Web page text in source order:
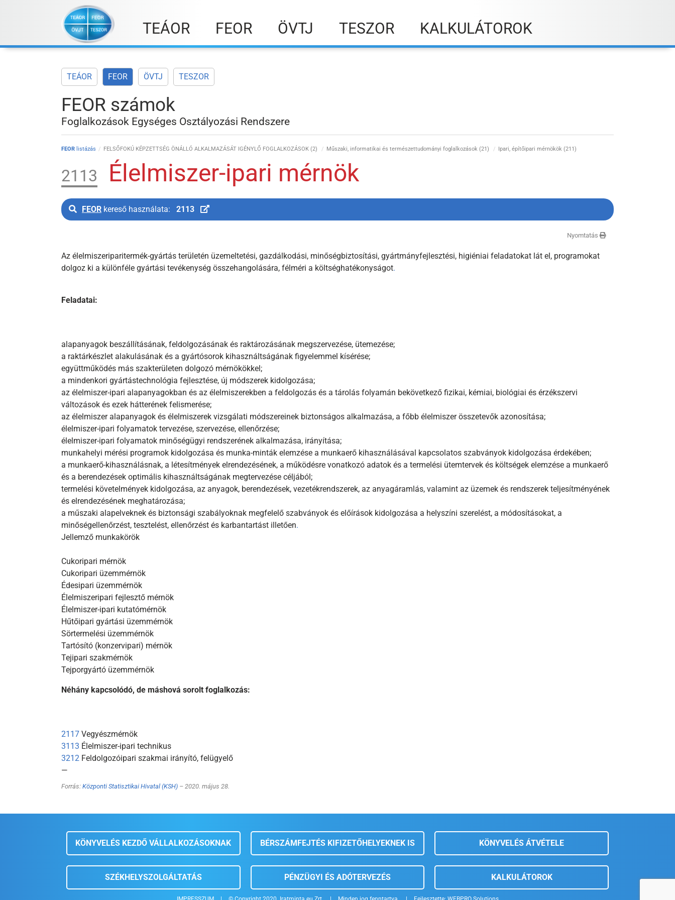
TEÁOR FEOR ÖVTJ TESZOR KALKULÁTOROK
TEÁOR FEOR ÖVTJ TESZOR
FEOR számok
Foglalkozások Egységes Osztályozási Rendszere
FEOR listázás FELSŐFOKÚ KÉPZETTSÉG ÖNÁLLÓ ALKALMAZÁSÁT IGÉNYLŐ FOGLALKOZÁSOK (2) Műszaki, informatikai és természettudományi foglalkozások (21) Ipari, építőipari mérnökök (211)
2113 Élelmiszer-ipari mérnök
FEOR kereső használata: 2113
Nyomtatás
Az élelmiszeriparitermék-gyártás területén üzemeltetési, gazdálkodási, minőségbiztosítási, gyártmányfejlesztési, higiéniai feladatokat lát el, programokat
dolgoz ki a különféle gyártási tevékenység összehangolására, félméri a költséghatékonyságot.
Feladatai:
alapanyagok beszállításának, feldolgozásának és raktározásának megszervezése, ütemezése;
a raktárkészlet alakulásának és a gyártósorok kihasználtságának figyelemmel kísérése;
együttműködés más szakterületen dolgozó mérnökökkel;
a mindenkori gyártástechnológia fejlesztése, új módszerek kidolgozása;
az élelmiszer-ipari alapanyagokban és az élelmiszerekben a feldolgozás és a tárolás folyamán bekövetkező fizikai, kémiai, biológiai és érzékszervi
változások és ezek hátterének felismerése;
az élelmiszer alapanyagok és élelmiszerek vizsgálati módszereinek biztonságos alkalmazása, a főbb élelmiszer összetevők azonosítása;
élelmiszer-ipari folyamatok tervezése, szervezése, ellenőrzése;
élelmiszer-ipari folyamatok minőségügyi rendszerének alkalmazása, irányítása;
munkahelyi mérési programok kidolgozása és munka-minták elemzése a munkaerő kihasználásával kapcsolatos szabványok kidolgozása érdekében;
a munkaerő-kihasználásnak, a létesítmények elrendezésének, a működésre vonatkozó adatok és a termelési ütemtervek és költségek elemzése a munkaerő
és a berendezések optimális kihasználtságának megtervezése céljából;
termelési követelmények kidolgozása, az anyagok, berendezések, vezetékrendszerek, az anyagáramlás, valamint az üzemek és rendszerek teljesítményének
és elrendezésének meghatározása;
a műszaki alapelveknek és biztonsági szabályoknak megfelelő szabványok és előírások kidolgozása a helyszíni szerelést, a módosításokat, a
minőségellenőrzést, tesztelést, ellenőrzést és karbantartást illetően.
Jellemző munkakörök
Cukoripari mérnök
Cukoripari üzemmérnök
Édesipari üzemmérnök
Élelmiszeripari fejlesztő mérnök
Élelmiszer-ipari kutatómérnök
Hűtőipari gyártási üzemmérnök
Sörtermelési üzemmérnök
Tartósító (konzervipari) mérnök
Tejipari szakmérnök
Tejporgyártó üzemmérnök
Néhány kapcsolódó, de máshová sorolt foglalkozás:
2117 Vegyészmérnök
3113 Élelmiszer-ipari technikus
3212 Feldolgozóipari szakmai irányító, felügyelő
—
Forrás: Központi Statisztikai Hivatal (KSH) – 2020. május 28.
KÖNYVELÉS KEZDŐ VÁLLALKOZÁSOKNAK BÉRSZÁMFEJTÉS KIFIZETŐHELYEKNEK IS KÖNYVELÉS ÁTVÉTELE
SZÉKHELYSZOLGÁLTATÁS PÉNZÜGYI ÉS ADÓTERVEZÉS KALKULÁTOROK